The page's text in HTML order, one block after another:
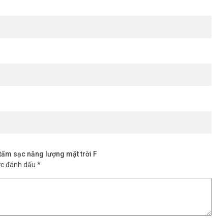
sạc năng lượng mặt trời F
đánh dấu *